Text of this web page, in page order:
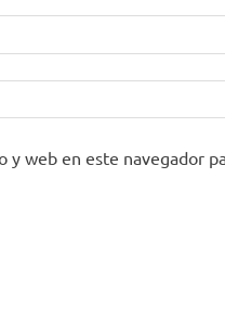
y web en este navegador